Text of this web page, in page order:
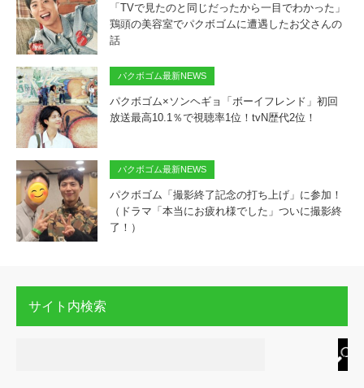
「TVで見たのと同じだったから一目でわかった」
鶏頭の美容室でパクボゴムに遭遇したお父さんの
話
パクボゴム最新NEWS
パクボゴム×ソンヘギョ「ボーイフレンド」初回
放送最高10.1％で視聴率1位！tvN歴代2位！
パクボゴム最新NEWS
パクボゴム「撮影終了記念の打ち上げ」に参加！
（ドラマ「本当にお疲れ様でした」ついに撮影終
了！）
サイト内検索